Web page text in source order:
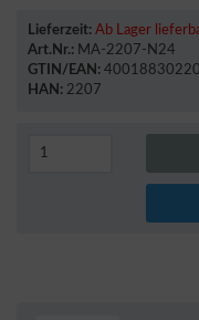
Lieferzeit: Ab Lager
Art.Nr.: MA-2207-N24
GTIN/EAN:
HAN: 2207